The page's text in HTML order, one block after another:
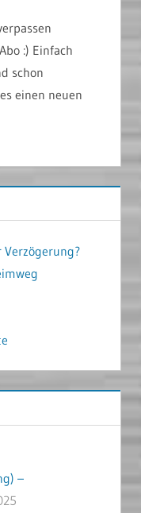
:) Einfach
schon
einen neuen
–